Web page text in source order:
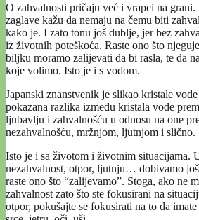
O zahvalnosti pričaju već i vrapci na
zaglave kažu da nemaju na čemu biti
kako je. I zato tonu još dublje, jer bez
iz životnih poteškoća. Raste ono što
biljku moramo zalijevati da bi rasla, te da
koje volimo. Isto je i s vodom.
Japanski znanstvenik je slikao kristale
pokazana razlika između kristala vode
ljubavlju i zahvalnošću u odnosu na one
nezahvalnošću, mržnjom, ljutnjom i slično.
Isto je i sa životom i životnim situacijama.
nezahvalnost, otpor, ljutnju… dobivamo
raste ono što “zalijevamo”. Stoga, ako ne
zahvalnost zato što ste fokusirani na
otpor, pokušajte se fokusirati na to da